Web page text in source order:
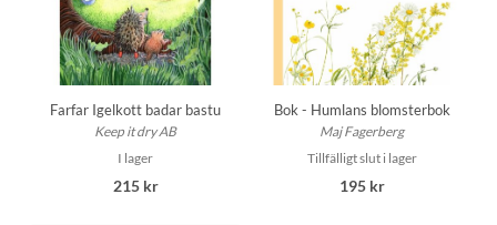
Farfar Igelkott badar bastu
Keep it dry AB
I lager
215 kr
Bok - Humlans blomsterbok
Maj Fagerberg
Tillfälligt slut i lager
195 kr